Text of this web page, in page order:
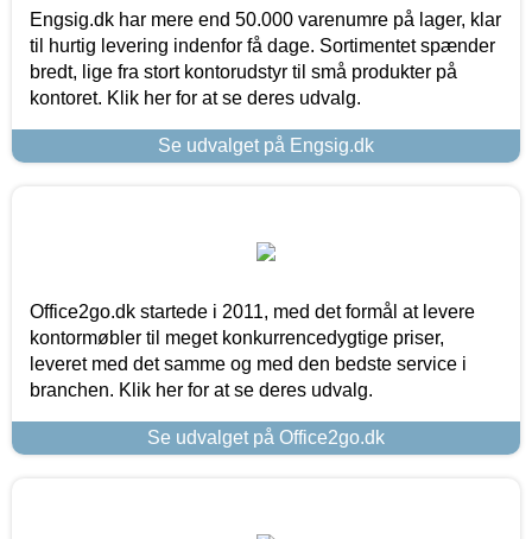
Engsig.dk har mere end 50.000 varenumre på lager, klar
til hurtig levering indenfor få dage. Sortimentet spænder
bredt, lige fra stort kontorudstyr til små produkter på
kontoret. Klik her for at se deres udvalg.
Se udvalget på Engsig.dk
Office2go.dk startede i 2011, med det formål at levere
kontormøbler til meget konkurrencedygtige priser,
leveret med det samme og med den bedste service i
branchen. Klik her for at se deres udvalg.
Se udvalget på Office2go.dk